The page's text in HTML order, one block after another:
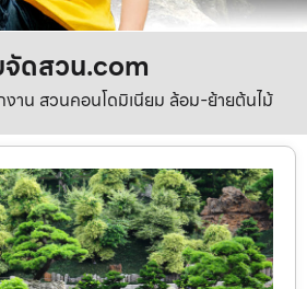
จัดสวน.com
าน สวนคอนโดมิเนียม ล้อม-ย้ายต้นไม้